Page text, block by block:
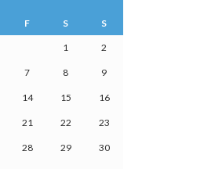
F S S
1 2
7 8 9
14 15 16
21 22 23
28 29 30